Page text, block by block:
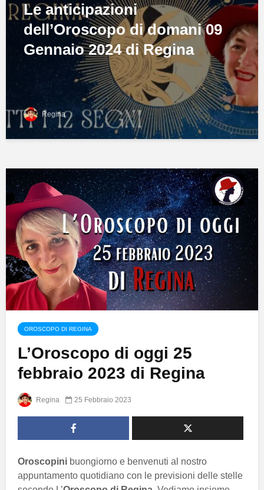
Le anticipazioni
dell’Oroscopo di domani 09
Gennaio 2024 di Regina
Regina
OROSCOPO DI REGINA
L’Oroscopo di oggi 25
febbraio 2023 di Regina
Regina 25 Febbraio 2023
Oroscopini buongiorno e benvenuti al nostro
appuntamento quotidiano con le previsioni delle stelle